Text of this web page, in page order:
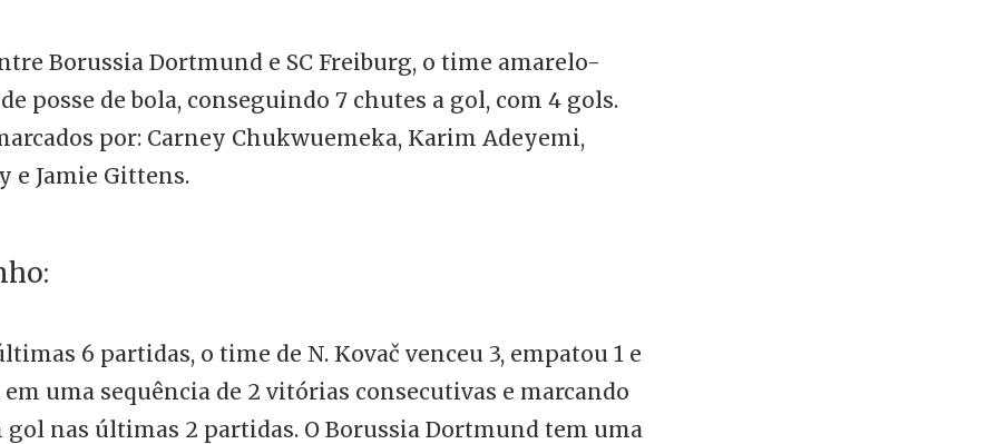
Borussia Dortmund e SC Freiburg, o time amarelo-
posse de bola, conseguindo 7 chutes a gol, com 4 gols.
por: Carney Chukwuemeka, Karim Adeyemi,
e Jamie Gittens.
6 partidas, o time de N. Kovač venceu 3, empatou 1 e
em uma sequência de 2 vitórias consecutivas e marcando
nas últimas 2 partidas. O Borussia Dortmund tem uma